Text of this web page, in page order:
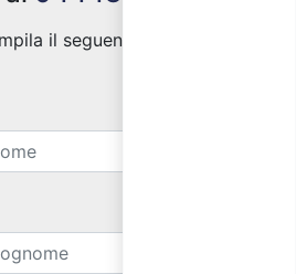
il seguente form: